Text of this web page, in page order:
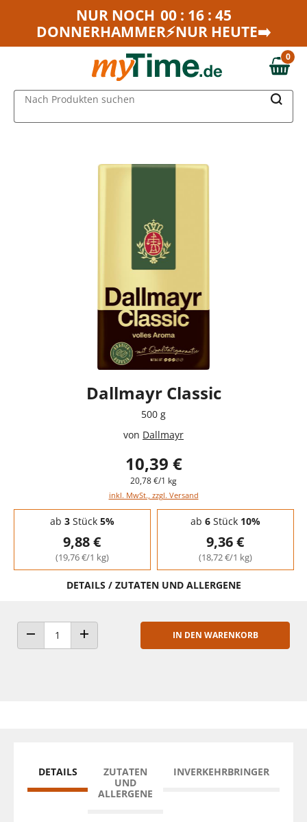
Zum Hauptinhalt springen
Zur Navigation springen
NUR NOCH 00 : 16 : 45
DONNERHAMMER⚡NUR HEUTE➡️
0,00 €
0
Nach Produkten suchen
Dallmayr Classic
500 g
von Dallmayr
10,39 €
20,78 €/1 kg
inkl. MwSt., zzgl. Versand
Staffelpreise - Mengenrabatt
ab 3Stück 5%
9,88 €
(19,76 €/1 kg)
ab 6Stück 10%
9,36 €
(18,72 €/1 kg)
DETAILS / ZUTATEN UND ALLERGENE
ANZAHL VERRINGERNANZAHL ERHÖHEN
IN DEN WARENKORB
DETAILS
ZUTATEN
UND
ALLERGENE
INVERKEHRBRINGER